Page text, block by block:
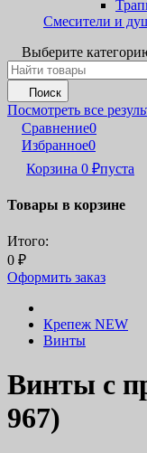
Смесители и
Выберите
Поиск
Посмотреть все
Сравнение0
Избранное0
Корзина 0 ₽пуста
Товары в корзине
Итого:
0 ₽
Оформить заказ
Крепеж NEW
Винты
Винты с
967)